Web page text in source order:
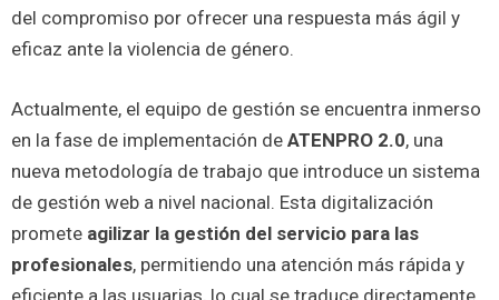
del compromiso por ofrecer una respuesta más ágil y
eficaz ante la violencia de género.
Actualmente, el equipo de gestión se encuentra inmerso
en la fase de implementación de ATENPRO 2.0, una
nueva metodología de trabajo que introduce un sistema
de gestión web a nivel nacional. Esta digitalización
promete agilizar la gestión del servicio para las
profesionales, permitiendo una atención más rápida y
eficiente a las usuarias, lo cual se traduce directamente